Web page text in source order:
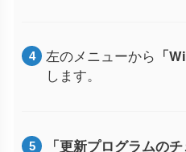
左のメニューから 「
します。
「更新プログラムのチ